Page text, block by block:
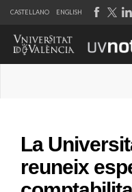
CASTELLANO ENGLISH
La
reuneix